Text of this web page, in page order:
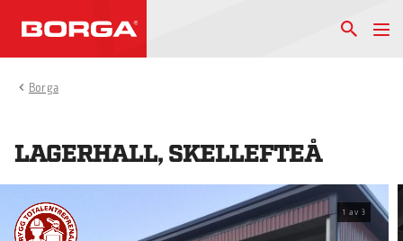
Borga
LAGERHALL, SKELLEFTEÅ
1 av 3